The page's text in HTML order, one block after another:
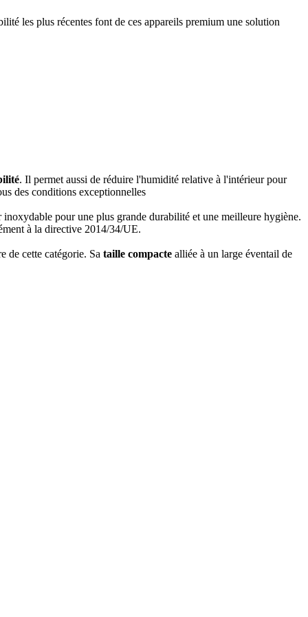
les plus récentes font de ces appareils premium une solution
. Il permet aussi de réduire l'humidité relative à l'intérieur pour
des conditions exceptionnelles
pour une plus grande durabilité et une meilleure hygiène.
à la directive 2014/34/UE.
de cette catégorie. Sa taille compacte alliée à un large éventail de